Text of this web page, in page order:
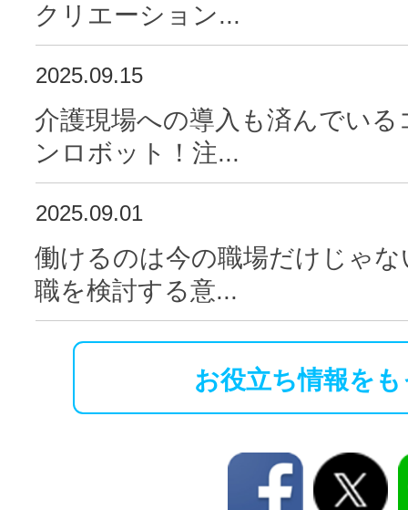
クリエーション...
2025.09.15
介護現場への導入も済んでい
ンロボット！注...
2025.09.01
働けるのは今の職場だけじゃ
職を検討する意...
お役立ち情報を